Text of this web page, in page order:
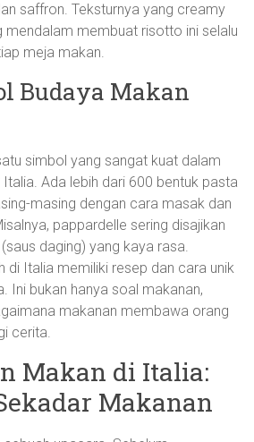
saffron. Teksturnya yang creamy
mendalam membuat risotto ini selalu
meja makan.
Budaya Makan
simbol yang sangat kuat dalam
Ada lebih dari 600 bentuk pasta
masing dengan cara masak dan
pappardelle sering disajikan
daging) yang kaya rasa.
di Italia memiliki resep dan cara unik
Ini bukan hanya soal makanan,
makanan membawa orang
cerita.
Makan di Italia:
Makanan